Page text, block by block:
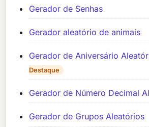
Gerador de Senhas
Gerador aleatório de animais
Gerador de Aniversário
Destaque
Gerador de Número Decimal
Gerador de Grupos Aleatórios